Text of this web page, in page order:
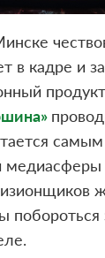
в кадре и
медиасферы
побороться